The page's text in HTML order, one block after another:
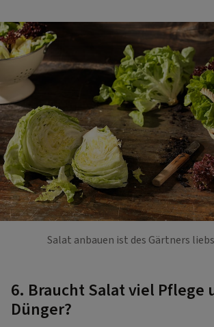
Salat anbauen ist des Gärtners
6. Braucht Salat viel Pflege
Dünger?